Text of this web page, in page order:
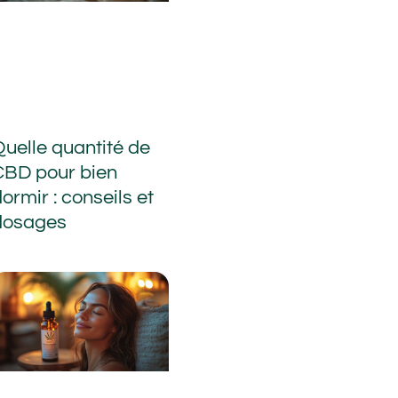
quantité de
pour bien
: conseils et